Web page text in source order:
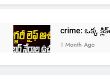
crime: ఒక్క
1 Month Ago